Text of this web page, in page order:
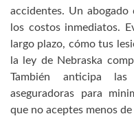
accidentes. Un abogado
los costos inmediatos.
largo plazo, cómo tus
la ley de Nebraska
También anticipa
aseguradoras para
que no aceptes menos